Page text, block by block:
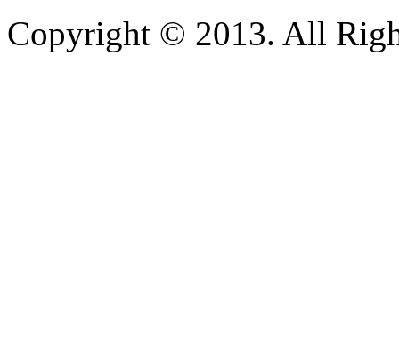
Copyright © 2013. All